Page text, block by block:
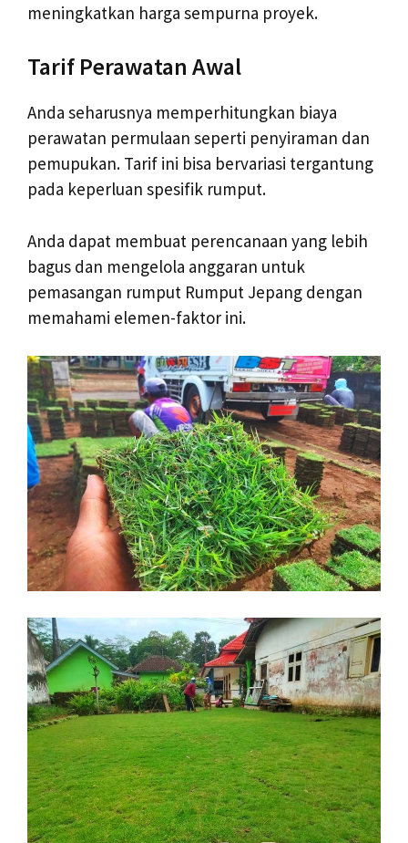
meningkatkan harga sempurna proyek.
Tarif Perawatan Awal
Anda seharusnya memperhitungkan biaya
perawatan permulaan seperti penyiraman dan
pemupukan. Tarif ini bisa bervariasi tergantung
pada keperluan spesifik rumput.
Anda dapat membuat perencanaan yang lebih
bagus dan mengelola anggaran untuk
pemasangan rumput Rumput Jepang dengan
memahami elemen-faktor ini.